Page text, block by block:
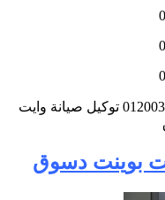
مركز صيانة وايت بوينت دسوق 01200373234 توكيل صيانة وايت
بوينت دسوق